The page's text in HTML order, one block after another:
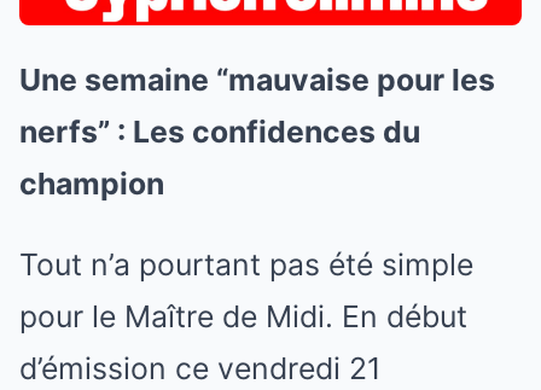
Une semaine “mauvaise pour les
nerfs” : Les confidences du
champion
Tout n’a pourtant pas été simple
pour le Maître de Midi. En début
d’émission ce vendredi 21